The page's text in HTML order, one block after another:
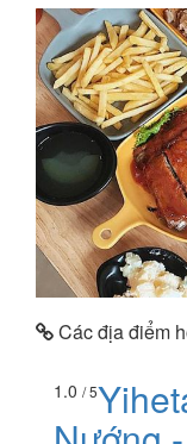
Các địa điểm
1.0 / 5